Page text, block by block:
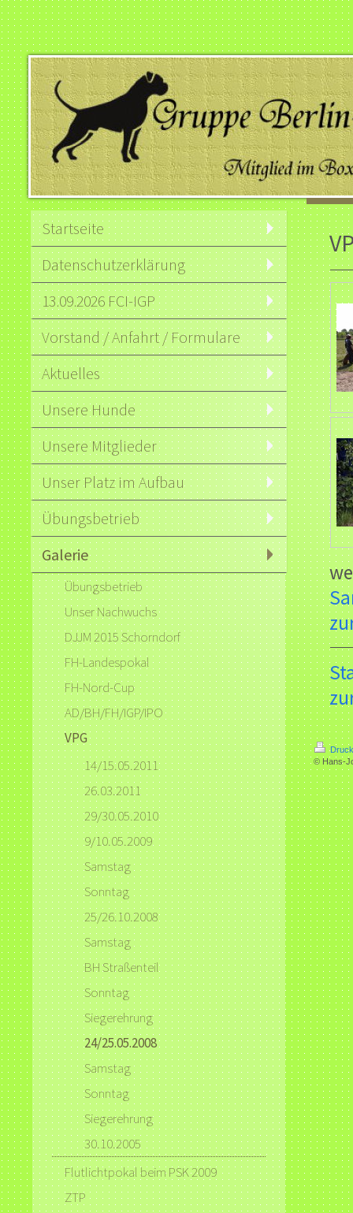
Startseite
Datenschutzerklärung
13.09.2026 FCI-IGP
Vorstand / Anfahrt / Formulare
Aktuelles
Unsere Hunde
Unsere Mitglieder
Unser Platz im Aufbau
Übungsbetrieb
Galerie
Übungsbetrieb
Unser Nachwuchs
DJJM 2015 Schorndorf
FH-Landespokal
FH-Nord-Cup
AD/BH/FH/IGP/IPO
VPG
14/15.05.2011
26.03.2011
29/30.05.2010
9/10.05.2009
Samstag
Sonntag
25/26.10.2008
Samstag
BH Straßenteil
Sonntag
Siegerehrung
24/25.05.2008
Samstag
Sonntag
Siegerehrung
30.10.2005
Flutlichtpokal beim PSK 2009
ZTP
© Hans-